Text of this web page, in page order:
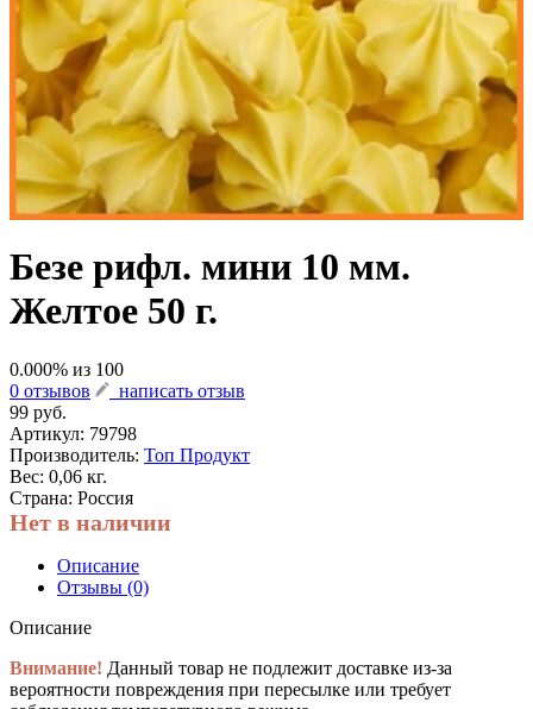
Безе рифл. мини 10 мм.
Желтое 50 г.
0.000% из 100
0 отзывов
написать отзыв
99 руб.
Артикул: 79798
Производитель: Топ Продукт
Вес: 0,06 кг.
Страна: Россия
Нет в наличии
Описание
Отзывы (0)
Описание
Внимание! Данный товар не подлежит доставке из-за
вероятности повреждения при пересылке или требует